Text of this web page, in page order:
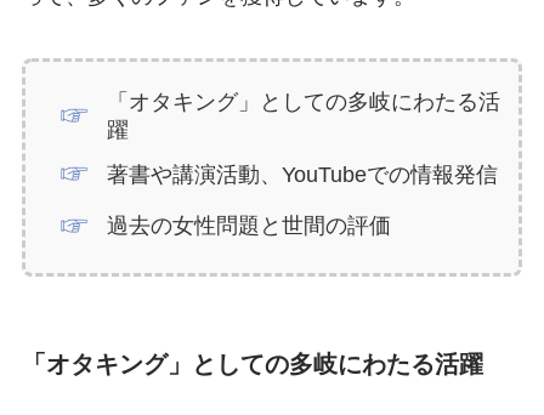
「オタキング」としての多岐にわたる活
躍
著書や講演活動、YouTubeでの情報発信
過去の女性問題と世間の評価
「オタキング」としての多岐にわたる活躍